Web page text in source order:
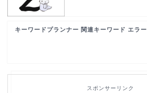
キーワードプランナー 関連キーワード エラー
スポンサーリンク